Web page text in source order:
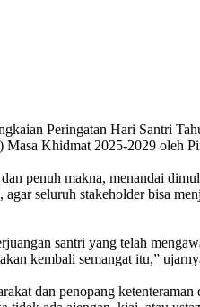
Peringatan Hari Santri
Khidmat 2025-2029 oleh
penuh makna, menandai
seluruh stakeholder bisa
santri yang telah
kembali semangat itu,”
dan penopang